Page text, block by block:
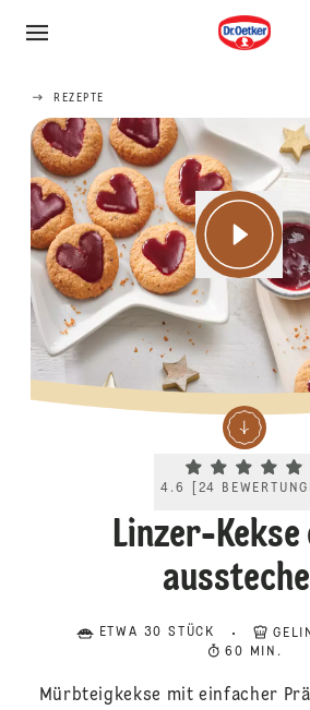
REZEPTE
Current
4.6 24
Linzer-Kekse
ETWA 30 STÜCK
60 MIN.
Mürbteigkekse mit einfacher